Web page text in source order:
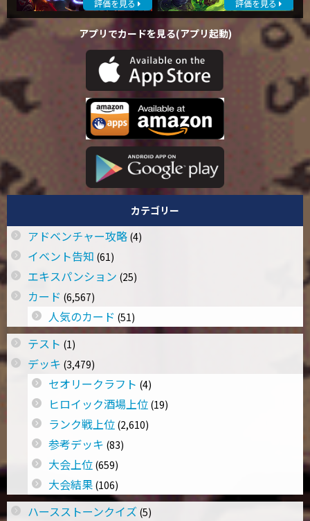
評価を見る 評価を見る
アプリでカードを見る(アプリ起動)
カテゴリー
アドベンチャー攻略 (4)
イベント告知 (61)
エキスパンション (25)
カード (6,567)
人気のカード (51)
テスト (1)
デッキ (3,479)
セオリークラフト (4)
ヒロイック酒場上位 (19)
ランク戦上位 (2,610)
参考デッキ (83)
大会上位 (659)
大会結果 (106)
ハースストーンクイズ (5)